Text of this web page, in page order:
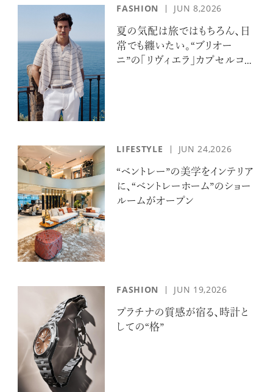
FASHION JUN 8,2026
夏の気配は旅ではもちろん、日
常でも纏いたい。“ブリオー
ニ”の「リヴィエラ」カプセルコレ
LIFESTYLE JUN 24,2026
“ベントレー”の美学をインテリア
に、“ベントレーホーム”のショー
ルームがオープン
FASHION JUN 19,2026
プラチナの質感が宿る、時計と
しての“格”